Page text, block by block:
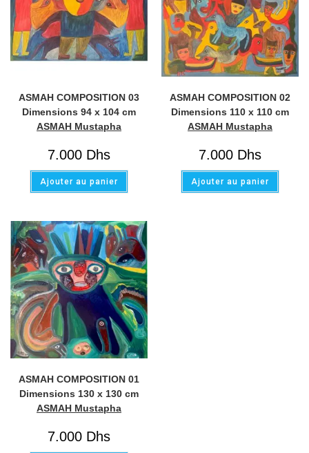
ASMAH COMPOSITION 03
Dimensions 94 x 104 cm
ASMAH Mustapha
7.000 Dhs
Ajouter au panier
ASMAH COMPOSITION 02
Dimensions 110 x 110 cm
ASMAH Mustapha
7.000 Dhs
Ajouter au panier
ASMAH COMPOSITION 01
Dimensions 130 x 130 cm
ASMAH Mustapha
7.000 Dhs